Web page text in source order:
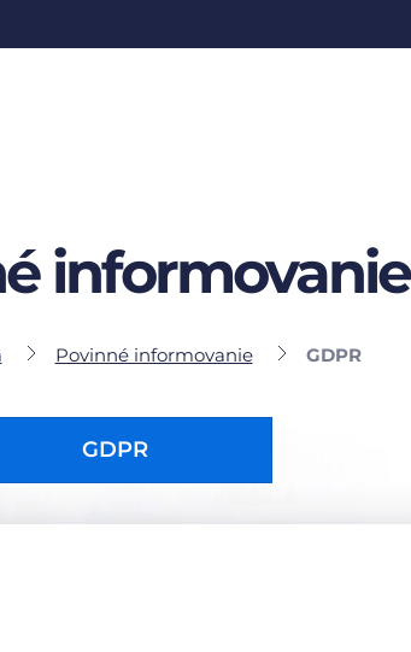
informovanie
Povinné informovanie GDPR
GDPR